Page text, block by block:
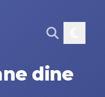
dine